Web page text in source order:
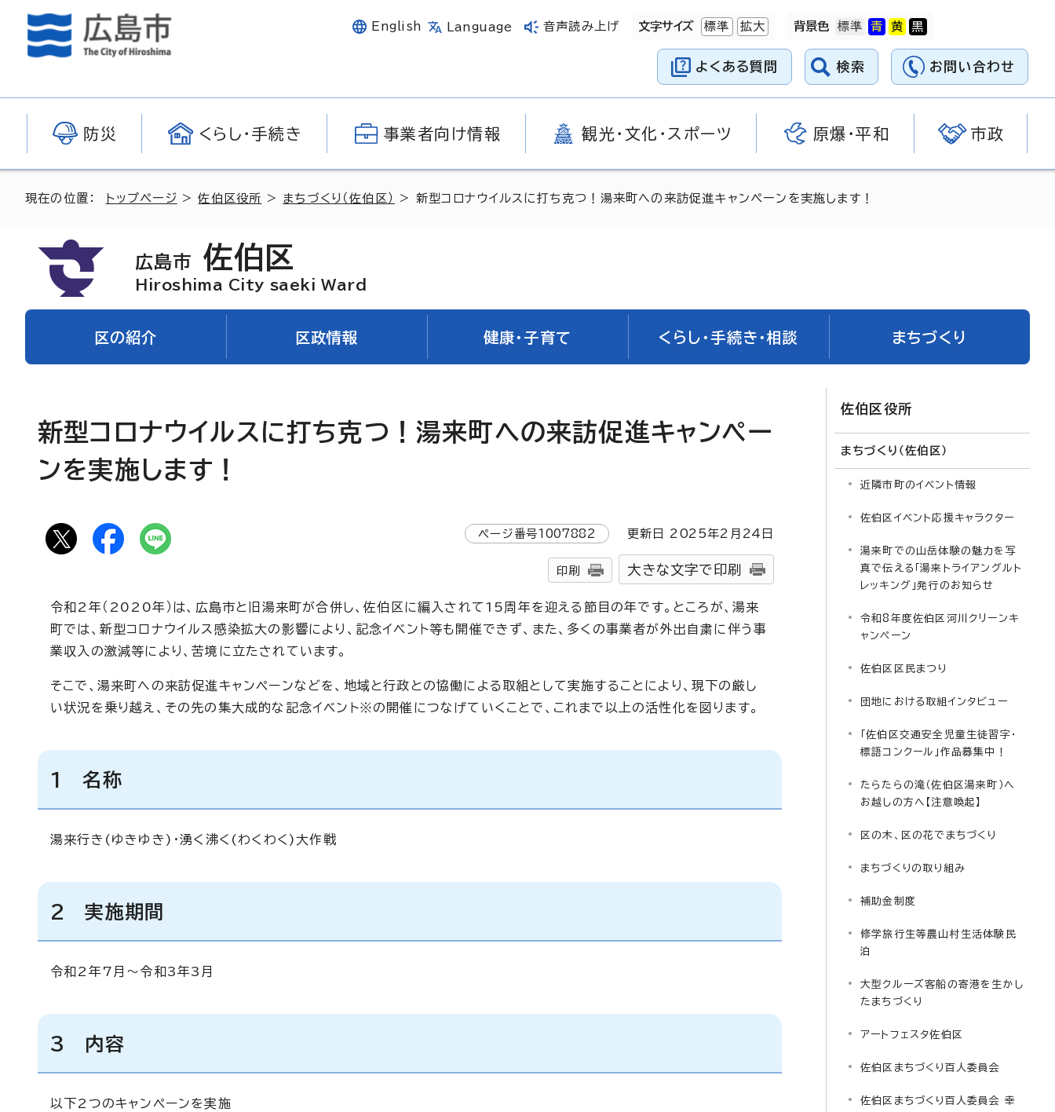
English Language 音声読み上げ 文字サイズ 標準 拡大 背景色
よくある質問 検索 お問い合わせ
防災 くらし・手続き 事業者向け情報 観光・文化・スポーツ 原爆・平和 市政
現在の位置： トップページ >佐伯区役所 > まちづくり（佐伯区） > 新型コロナウイルスに打ち克つ！湯来町への来訪促進キャンペーンを実施します！
広島市 佐伯区
Hiroshima City saeki Ward
区の紹介 区政情報 健康・子育て くらし・手続き・相談 まちづくり
新型コロナウイルスに打ち克つ！湯来町への来訪促進キャンペー
ンを実施します！
ページ番号1007882 更新日 2025年2月 24 日
印刷 大きな文字で印刷
令和2年（2020年）は、広島市と旧湯来町が合併し、佐伯区に編入されて15周年を迎える節目の年です。ところが、湯来
町では、新型コロナウイルス感染拡大の影響により、記念イベント等も開催できず、また、多くの事業者が外出自粛に伴う事
業収入の激減等により、苦境に立たされています。
そこで、湯来町への来訪促進キャンペーンなどを、地域と行政との協働による取組として実施することにより、現下の厳し
い状況を乗り越え、その先の集大成的な記念イベント※の開催につなげていくことで、これまで以上の活性化を図ります。
1 名称
湯来行き(ゆきゆき)・湧く沸く(わくわく)大作戦
2 実施期間
令和2年7月～令和3年3月
3 内容
以下2つのキャンペーンを実施
佐伯区役所
まちづくり（佐伯区）
近隣市町のイベント情報
佐伯区イベント応援キャラクター
湯来町での山岳体験の魅力を写
真で伝える「湯来トライアングルト
レッキング」発行のお知らせ
令和8年度佐伯区河川クリーンキ
ャンペーン
佐伯区区民まつり
団地における取組インタビュー
「佐伯区交通安全児童生徒習字・
標語コンクール」作品募集中！
たらたらの滝（佐伯区湯来町）へ
お越しの方へ【注意喚起】
区の木、区の花でまちづくり
まちづくりの取り組み
補助金制度
修学旅行生等農山村生活体験民
泊
大型クルーズ客船の寄港を生かし
たまちづくり
アートフェスタ佐伯区
佐伯区まちづくり百人委員会
佐伯区まちづくり百人委員会 幸